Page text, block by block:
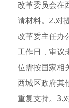
改革委员会在
请材料。2.对
改革委主任办
工作日，审议
位需按国家相
西城区政府其
重复支持。3.